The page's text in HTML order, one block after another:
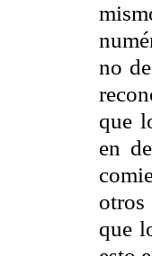
no
que
en
otros
que